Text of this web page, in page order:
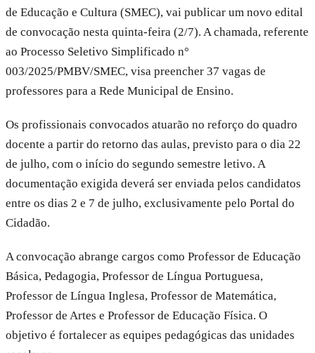
de Educação e Cultura (SMEC), vai publicar um novo edital
de convocação nesta quinta-feira (2/7). A chamada, referente
ao Processo Seletivo Simplificado n°
003/2025/PMBV/SMEC, visa preencher 37 vagas de
professores para a Rede Municipal de Ensino.
Os profissionais convocados atuarão no reforço do quadro
docente a partir do retorno das aulas, previsto para o dia 22
de julho, com o início do segundo semestre letivo. A
documentação exigida deverá ser enviada pelos candidatos
entre os dias 2 e 7 de julho, exclusivamente pelo Portal do
Cidadão.
A convocação abrange cargos como Professor de Educação
Básica, Pedagogia, Professor de Língua Portuguesa,
Professor de Língua Inglesa, Professor de Matemática,
Professor de Artes e Professor de Educação Física. O
objetivo é fortalecer as equipes pedagógicas das unidades